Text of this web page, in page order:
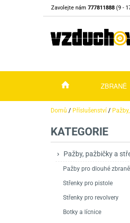
Zavolejte nám 777811888 (9 -
ZBRANĚ
Vzduchovky
Vzduchové
Plynové
Perkusní
Nože
Domů / Příslušenství /
KATEGORIE
Pažby, pažbičky a
Pažby pro dlouhé zbraně
Střenky pro pistole
Střenky pro revolvery
Botky a lícnice